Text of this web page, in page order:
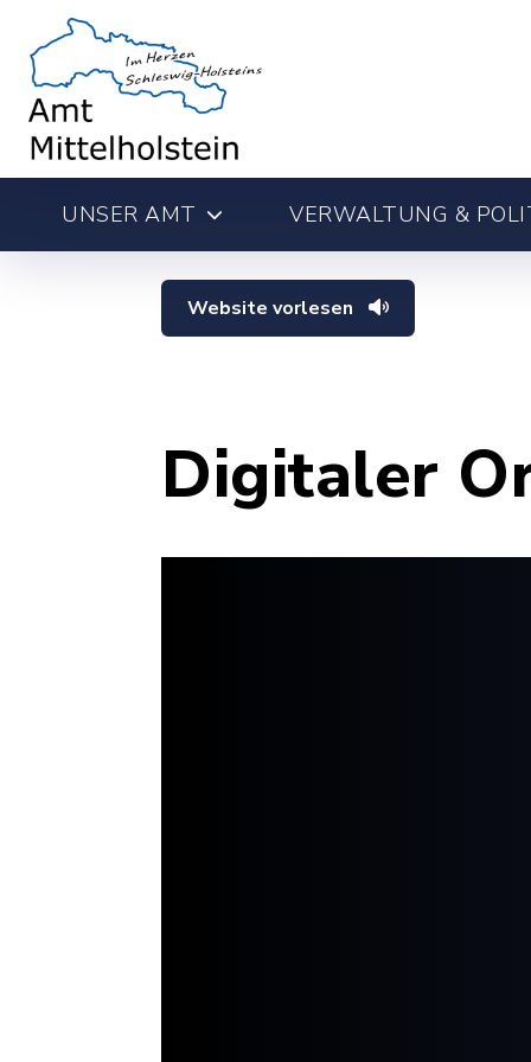
UNSER AMT VERWALTUNG &
Website vorlesen
Digitaler